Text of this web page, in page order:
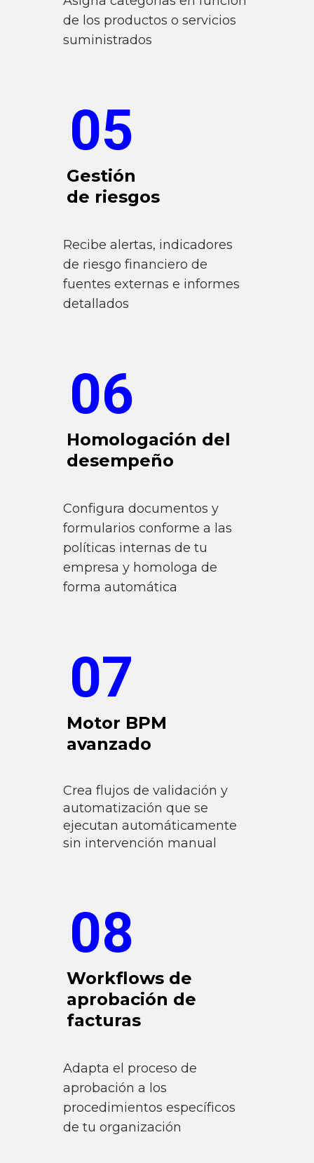
de los productos o servicios
suministrados
05
Gestión
de riesgos
Recibe alertas, indicadores
de riesgo financiero de
fuentes externas e informes
detallados
06
Homologación del
desempeño
Configura documentos y
formularios conforme a las
políticas internas de tu
empresa y homologa de
forma automática
07
Motor BPM
avanzado
Crea flujos de validación y
automatización que se
ejecutan automáticamente
sin intervención manual
08
Workflows de
aprobación de
facturas
Adapta el proceso de
aprobación a los
procedimientos específicos
de tu organización